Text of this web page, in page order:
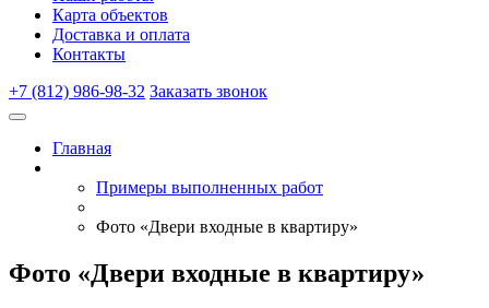
Карта объектов
Доставка и оплата
Контакты
+7 (812) 986-98-32 Заказать звонок
Главная
Примеры выполненных работ
Фото «Двери входные в квартиру»
Фото «Двери входные в квартиру»